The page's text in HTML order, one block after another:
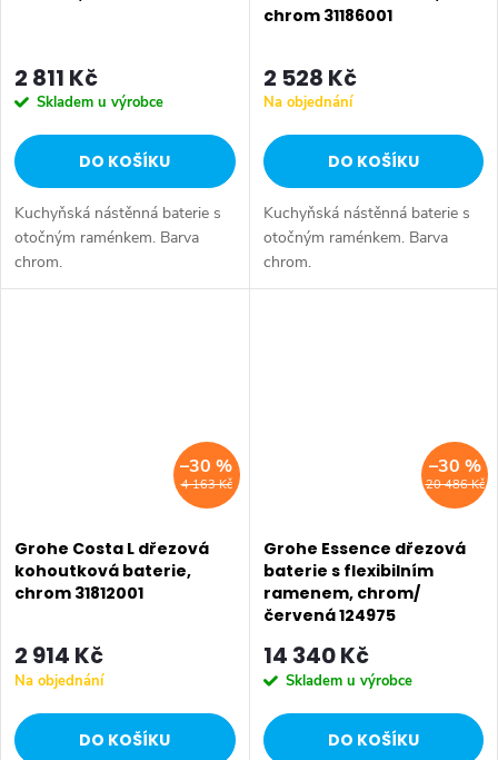
2 811 Kč
Skladem u výrobce
DO KOŠÍKU
Kuchyňská nástěnná baterie s
otočným raménkem. Barva
chrom.
chrom 31186001
2 528 Kč
Na objednání
DO KOŠÍKU
Kuchyňská nástěnná baterie s
otočným raménkem. Barva
chrom.
4 163 Kč
–30 %
Grohe Costa L dřezová
kohoutková baterie,
chrom 31812001
2 914 Kč
Na objednání
DO KOŠÍKU
20 486 Kč
–30 %
Grohe Essence dřezová
baterie s flexibilním
ramenem, chrom/
červená 124975
14 340 Kč
Skladem u výrobce
DO KOŠÍKU